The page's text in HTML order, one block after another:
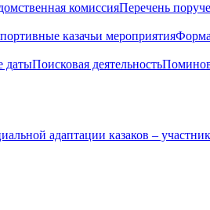
комиссияПеречень
казачьи мероприятия
датыПоисковая деятельность
адаптации казаков –